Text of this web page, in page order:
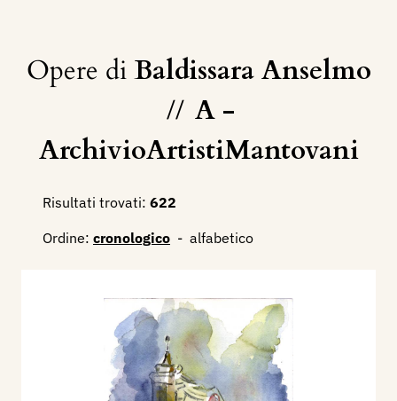
Opere diBaldissara Anselmo
// A -
ArchivioArtistiMantovani
Risultati trovati: 622
Ordine: cronologico - alfabetico